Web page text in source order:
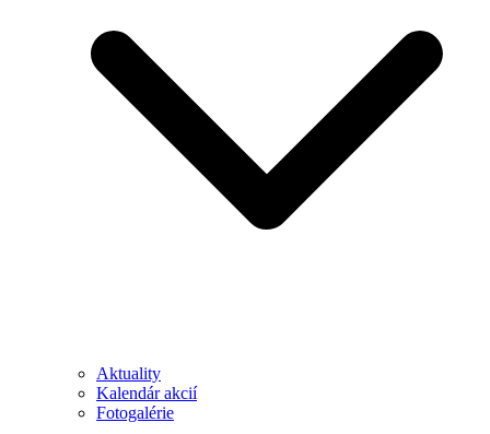
Aktuality
Kalendár akcií
Fotogalérie